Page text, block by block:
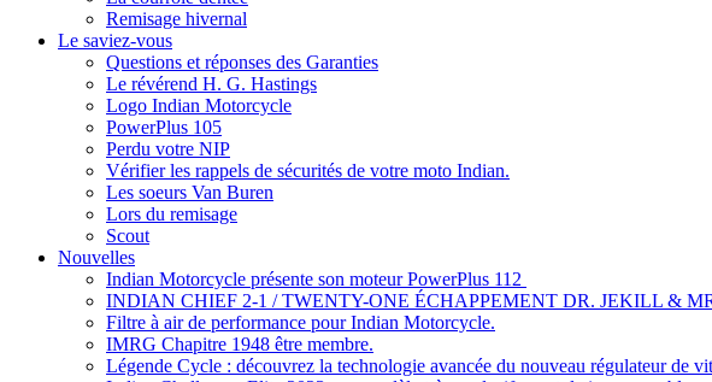
Remisage hivernal
Le saviez-vous
Questions et réponses des Garanties
Le révérend H. G. Hastings
Logo Indian Motorcycle
PowerPlus 105
Perdu votre NIP
Vérifier les rappels de sécurités de votre moto Indian.
Les soeurs Van Buren
Lors du remisage
Scout
Nouvelles
Indian Motorcycle présente son moteur PowerPlus 112
INDIAN CHIEF 2-1 / TWENTY-ONE ÉCHAPPEMENT DR. JEKILL &
Filtre à air de performance pour Indian Motorcycle.
IMRG Chapitre 1948 être membre.
Légende Cycle : découvrez la technologie avancée du nouveau régulateur de